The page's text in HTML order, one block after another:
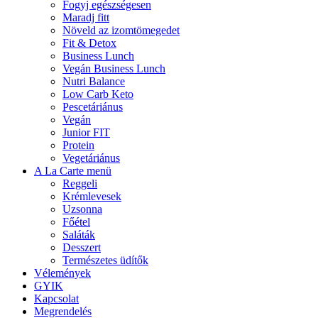
Fogyj egészségesen
Maradj fitt
Növeld az izomtömegedet
Fit & Detox
Business Lunch
Vegán Business Lunch
Nutri Balance
Low Carb Keto
Pescetáriánus
Vegán
Junior FIT
Protein
Vegetáriánus
A La Carte menü
Reggeli
Krémlevesek
Uzsonna
Főétel
Saláták
Desszert
Természetes üdítők
Vélemények
GYIK
Kapcsolat
Megrendelés